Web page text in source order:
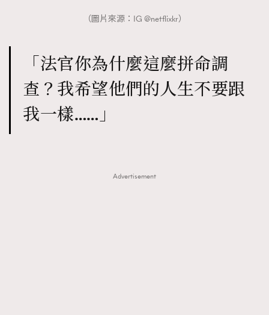
（圖片來源：IG @netflixkr）
「法官你為什麼這麼拼命調
查？我希望他們的人生不要跟
我一樣……」
Advertisement